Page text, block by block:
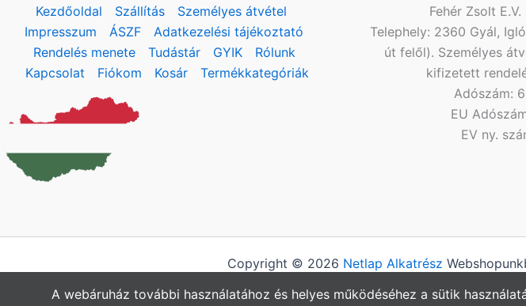
Kezdőoldal Szállítás
Személyes átvétel
Impresszum
ÁSZF
Adatkezelési tájékoztató
Rendelés menete
Tudástár GYIK
Rólunk
Kapcsolat
Fiókom Kosár Termékkategóriák
Fehér Zsolt
Telephely: 2360 Gyál,
út felől). Személyes
kifizetett
Adószám:
EU
EV ny.
Copyright © 2026 Netlap Alkatrész
A webáruház további használatához és helyes működéséhez a sütik